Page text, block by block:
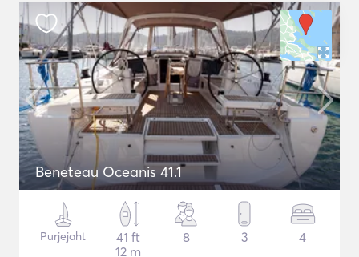
Beneteau Oceanis 41.1
Purjejaht
41 ft
12 m
8 3 4